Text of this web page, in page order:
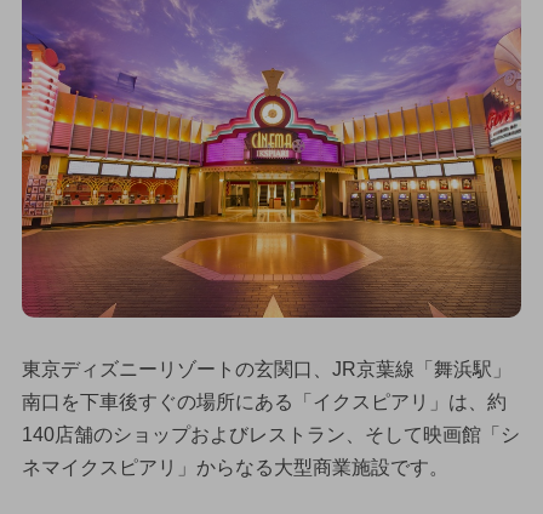
東京ディズニーリゾートの玄関口、JR京葉線「舞浜駅」
南口を下車後すぐの場所にある「イクスピアリ」は、約
140店舗のショップおよびレストラン、そして映画館「シ
ネマイクスピアリ」からなる大型商業施設です。